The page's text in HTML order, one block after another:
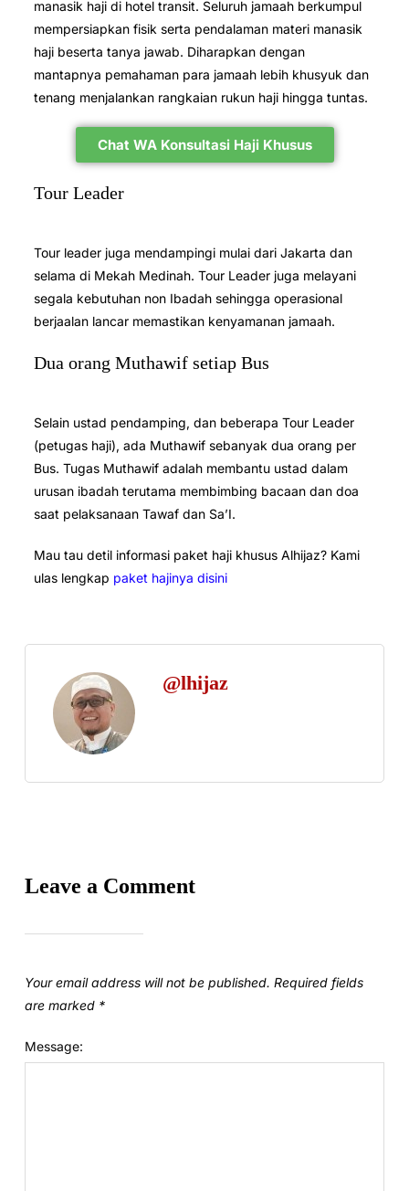
manasik haji di hotel transit. Seluruh jamaah berkumpul
mempersiapkan fisik serta pendalaman materi manasik
haji beserta tanya jawab. Diharapkan dengan
mantapnya pemahaman para jamaah lebih khusyuk dan
tenang menjalankan rangkaian rukun haji hingga tuntas.
Chat WA Konsultasi Haji Khusus
Tour Leader
Tour leader juga mendampingi mulai dari Jakarta dan
selama di Mekah Medinah. Tour Leader juga melayani
segala kebutuhan non Ibadah sehingga operasional
berjaalan lancar memastikan kenyamanan jamaah.
Dua orang Muthawif setiap Bus
Selain ustad pendamping, dan beberapa Tour Leader
(petugas haji), ada Muthawif sebanyak dua orang per
Bus. Tugas Muthawif adalah membantu ustad dalam
urusan ibadah terutama membimbing bacaan dan doa
saat pelaksanaan Tawaf dan Sa’I.
Mau tau detil informasi paket haji khusus Alhijaz? Kami
ulas lengkap paket hajinya disini
@lhijaz
Leave a Comment
Your email address will not be published. Required fields
are marked *
Message: